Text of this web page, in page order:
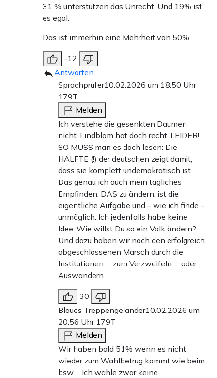
31 % unterstützen das Unrecht. Und 19% ist
es egal.
Das ist immerhin eine Mehrheit von 50%.
-12
Antworten
Sprachprüfer10.02.2026 um 18:50 Uhr
179T
Melden
Ich verstehe die gesenkten Daumen
nicht. Lindblom hat doch recht, LEIDER!
SO MUSS man es doch lesen: Die
HÄLFTE (!) der deutschen zeigt damit,
dass sie komplett undemokratisch ist.
Das genau ich auch mein tägliches
Empfinden. DAS zu ändern, ist die
eigentliche Aufgabe und – wie ich finde –
unmöglich. Ich jedenfalls habe keine
Idee. Wie willst Du so ein Volk ändern?
Und dazu haben wir noch den erfolgreich
abgeschlossenen Marsch durch die
Institutionen … zum Verzweifeln … oder
Auswandern.
30
Blaues Treppengeländer10.02.2026 um
20:56 Uhr 179T
Melden
Wir haben bald 51% wenn es nicht
wieder zum Wahlbetrug kommt wie beim
bsw…. Ich wähle zwar keine